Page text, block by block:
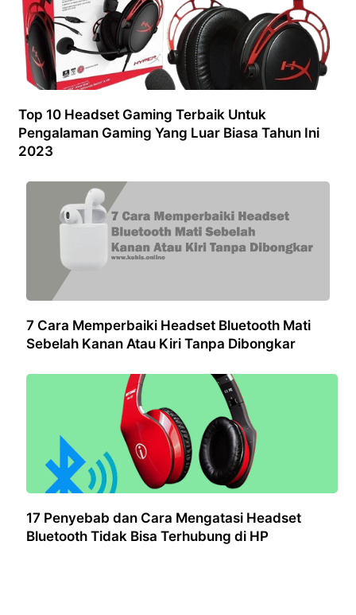
Top 10 Headset Gaming Terbaik Untuk
Pengalaman Gaming Yang Luar Biasa Tahun Ini
2023
7 Cara Memperbaiki Headset Bluetooth Mati
Sebelah Kanan Atau Kiri Tanpa Dibongkar
17 Penyebab dan Cara Mengatasi Headset
Bluetooth Tidak Bisa Terhubung di HP